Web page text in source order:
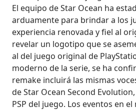
El equipo de Star Ocean ha
arduamente para brindar a los
experiencia renovada y fiel al
revelar un logotipo que se
al del juego original de
moderno de la serie, se ha
remake incluirá las mismas
de Star Ocean Second
PSP del juego. Los eventos en